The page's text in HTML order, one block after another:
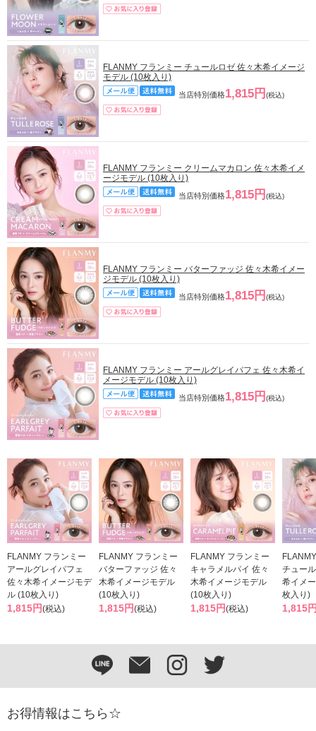
FLANMY フランミー チュールロゼ 佐々木希イメージ
モデル (10枚入り)
当店特別価格1,815円 (税込)
FLANMY フランミー クリームマカロン 佐々木希イメ
ージモデル (10枚入り)
当店特別価格1,815円 (税込)
FLANMY フランミー バターファッジ 佐々木希イメー
ジモデル (10枚入り)
当店特別価格1,815円 (税込)
FLANMY フランミー アールグレイパフェ 佐々木希イ
メージモデル (10枚入り)
当店特別価格1,815円 (税込)
FLANMY フランミー
アールグレイパフェ
佐々木希イメージモデ
ル (10枚入り)
1,815円(税込)
FLANMY フランミー
バターファッジ 佐々
木希イメージモデル
(10枚入り)
1,815円(税込)
FLANMY フランミー
キャラメルパイ 佐々
木希イメージモデル
(10枚入り)
1,815円(税込)
チュー
希イメ
枚入り)
1,815
お得情報はこちら☆